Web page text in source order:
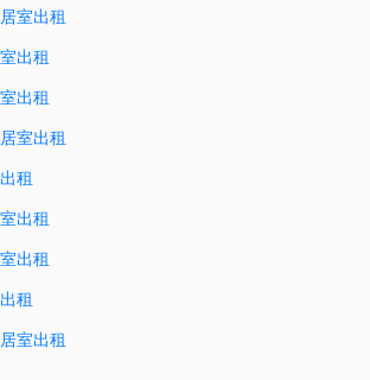
室出租
出租
出租
室出租
租
出租
出租
租
室出租